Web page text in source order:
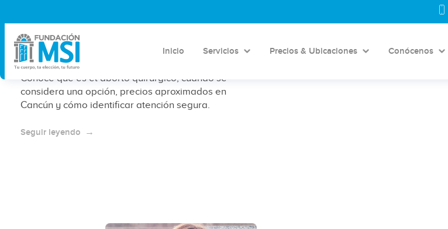
Inicio Servicios Precios & Ubicaciones Conócenos
cuándo se considera y precios
aproximados 2026
Conoce qué es el aborto quirúrgico, cuándo se
considera una opción, precios aproximados en
Cancún y cómo identificar atención segura.
Seguir leyendo